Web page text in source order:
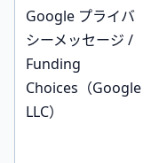
Google プライバ
シーメッセージ /
Funding
Choices（Google
LLC）